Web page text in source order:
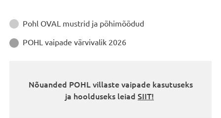
Juhendid
 Pohl OVAL mustrid ja põhimõõdud
 POHL vaipade värvivalik 2026
Nõuanded POHL villaste vaipade kasutuseks
ja hoolduseks leiad SIIT!